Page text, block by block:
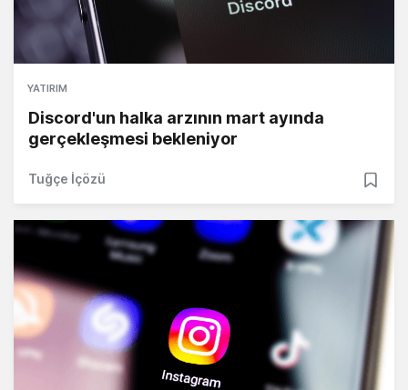
YATIRIM
Discord'un halka arzının mart ayında
gerçekleşmesi bekleniyor
Tuğçe İçözü